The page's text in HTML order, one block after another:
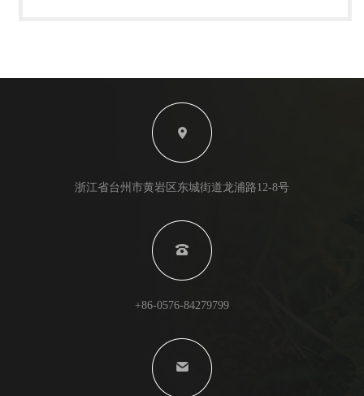
浙江省台州市黄岩区东城街道龙浦路12-8号
+86-0576-84279799